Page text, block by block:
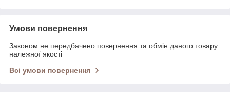
Умови повернення
Законом не передбачено повернення та обмін даного товару
належної якості
Всі умови повернення